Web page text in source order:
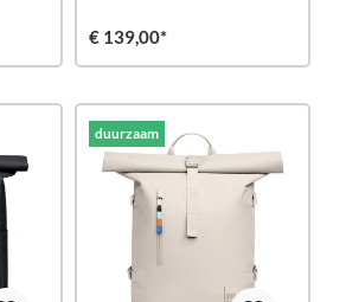
€ 139,00*
duurzaam